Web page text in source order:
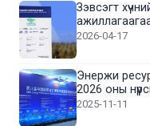
Зэвсэгт
ажиллагаагаа
2026-04-17
Энержи
2026 оны
2025-11-11